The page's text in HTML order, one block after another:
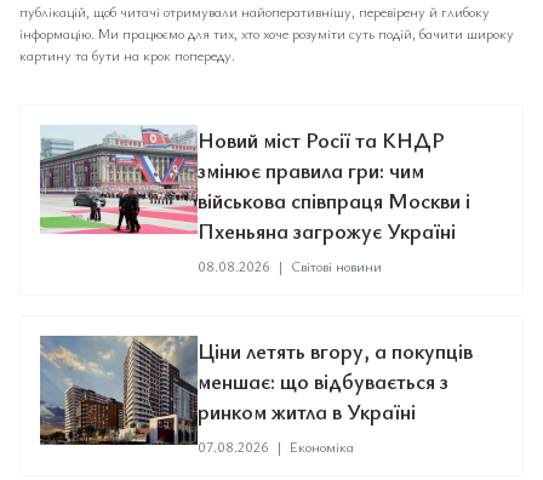
публікацій, щоб читачі отримували найоперативнішу, перевірену й глибоку
інформацію. Ми працюємо для тих, хто хоче розуміти суть подій, бачити широку
картину та бути на крок попереду.
Новий міст Росії та КНДР
змінює правила гри: чим
військова співпраця Москви і
Пхеньяна загрожує Україні
08.08.2026 | Світові новини
Ціни летять вгору, а покупців
меншає: що відбувається з
ринком житла в Україні
07.08.2026 | Економіка